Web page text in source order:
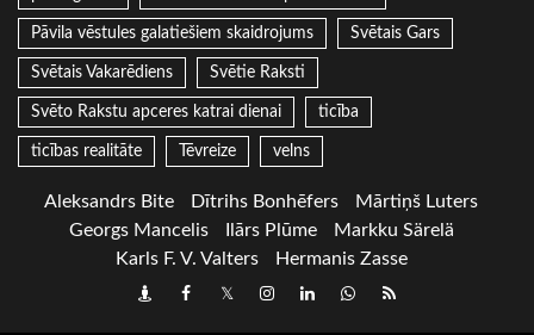
Pāvila vēstules galatiešiem skaidrojums Svētais Gars
Svētais Vakarēdiens Svētie Raksti
Svēto Rakstu apceres katrai dienai ticība
ticības realitāte Tēvreize velns
Aleksandrs Bite Dītrihs Bonhēfers
Mārtiņš Luters
Georgs Mancelis
Ilārs Plūme
Markku Särelä
Karls F. V. Valters
Hermanis Zasse
DraugiemFacebook
TwitterInstagram
LinkedInwhatsapp
RSS